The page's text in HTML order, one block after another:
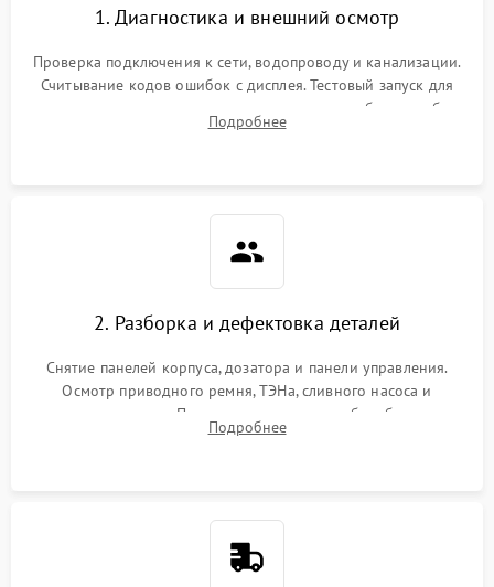
1. Диагностика и внешний осмотр
Проверка подключения к сети, водопроводу и канализации.
Считывание кодов ошибок с дисплея. Тестовый запуск для
выявления посторонних шумов, протечек или сбоев в работе
электронного модуля управления.
Подробнее
2. Разборка и дефектовка деталей
Снятие панелей корпуса, дозатора и панели управления.
Осмотр приводного ремня, ТЭНа, сливного насоса и
амортизаторов. Проверка подшипников барабана и
крестовины на износ, а манжеты люка на разрывы.
Подробнее